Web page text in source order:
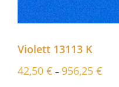
Violett 13113 K
42,50 € – 956,25 €